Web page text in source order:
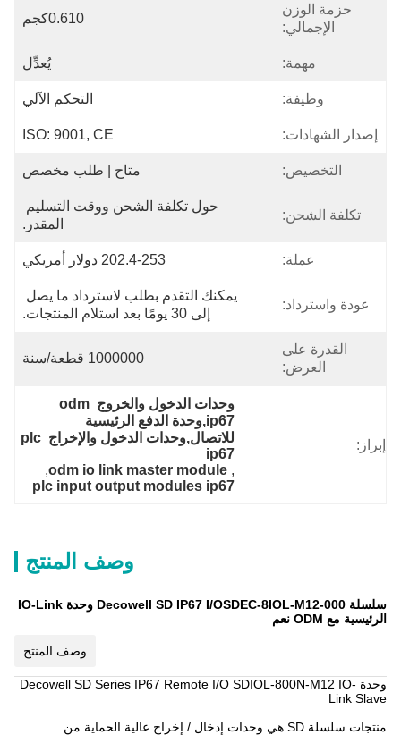
حزمة الوزن
الإجمالي:
0.610كجم
مهمة: يُعدِّل
وظيفة: التحكم الآلي
إصدار الشهادات: ISO: 9001, CE
التخصيص: متاح | طلب مخصص
تكلفة الشحن:
حول تكلفة الشحن ووقت التسليم
المقدر.
عملة: 202.4-253 دولار أمريكي
عودة واسترداد:
إلى 30 يومًا بعد استلام المنتجات.
القدرة على
العرض:
1000000 قطعة/سنة
إبراز:
وحدات الدخول والخروج odm
ip67,وحدة الدفع الرئيسية
للاتصال,وحدات الدخول والإخراج plc
ip67
,
odm io link master module
,
plc input output modules ip67
وصف المنتج
سلسلة Decowell SD IP67 I/OSDEC-8IOL-M12-000 وحدة IO-Link
الرئيسية مع ODM نعم
وصف المنتج
وحدة Decowell SD Series IP67 Remote I/O SDIOL-800N-M12 IO-
Link Slave
منتجات سلسلة SD هي وحدات إدخال / إخراج عالية الحماية من